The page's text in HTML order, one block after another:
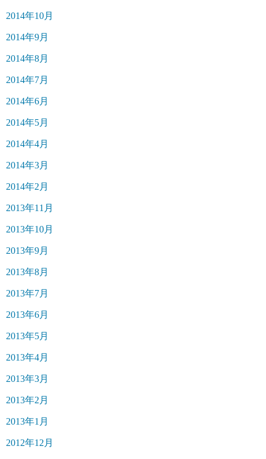
2014年10月
2014年9月
2014年8月
2014年7月
2014年6月
2014年5月
2014年4月
2014年3月
2014年2月
2013年11月
2013年10月
2013年9月
2013年8月
2013年7月
2013年6月
2013年5月
2013年4月
2013年3月
2013年2月
2013年1月
2012年12月